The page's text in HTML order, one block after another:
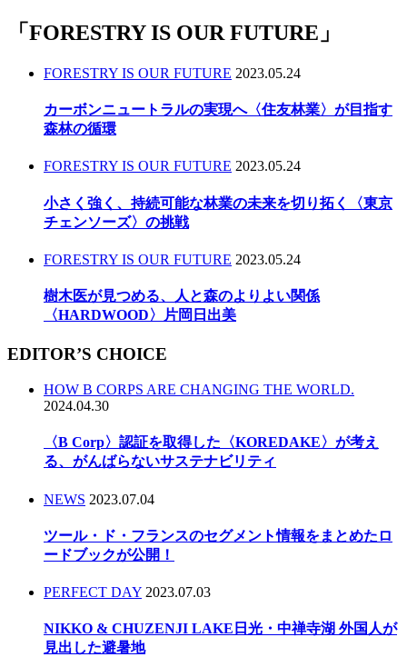
「 FORESTRY IS OUR FUTURE 」
FORESTRY IS OUR FUTURE 2023.05.24
カーボンニュートラルの実現へ〈住友林業〉が目指す
森林の循環
FORESTRY IS OUR FUTURE 2023.05.24
小さく強く、持続可能な林業の未来を切り拓く〈東京
チェンソーズ〉の挑戦
FORESTRY IS OUR FUTURE 2023.05.24
樹木医が見つめる、人と森のよりよい関係
〈HARDWOOD〉片岡日出美
EDITOR’S CHOICE
HOW B CORPS ARE CHANGING THE WORLD.
2024.04.30
〈B Corp〉認証を取得した〈KOREDAKE〉が考え
る、がんばらないサステナビリティ
NEWS 2023.07.04
ツール・ド・フランスのセグメント情報をまとめたロ
ードブックが公開！
PERFECT DAY 2023.07.03
NIKKO & CHUZENJI LAKE日光・中禅寺湖 外国人が
見出した避暑地